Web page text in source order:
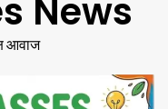
News
आवाज